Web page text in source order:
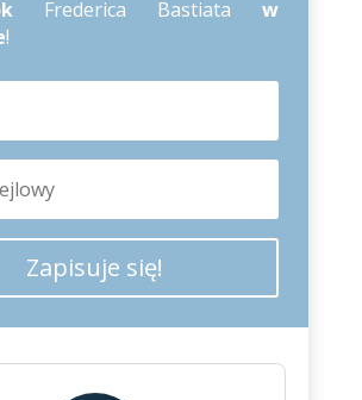
Frederica Bastiataw
!
Zapisuje się!